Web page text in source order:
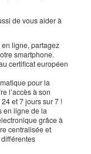
de vous aider à
ligne, partagez
smartphone.
certificat européen
pour la
l’accès à son
et 7 jours sur 7 !
en ligne de la
grâce à
centralisée et